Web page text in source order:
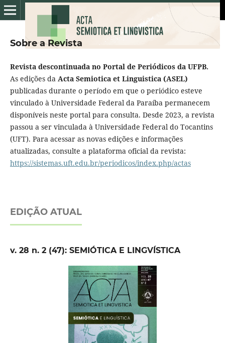
Sobre a Revista
Revista descontinuada no Portal de Periódicos da UFPB.
As edições da Acta Semiotica et Linguistica (ASEL)
publicadas durante o período em que o periódico esteve
vinculado à Universidade Federal da Paraíba permanecem
disponíveis neste portal para consulta. Desde 2023, a revista
passou a ser vinculada à Universidade Federal do Tocantins
(UFT). Para acessar as novas edições e informações
atualizadas, consulte a plataforma oficial da revista:
https://sistemas.uft.edu.br/periodicos/index.php/actas
EDIÇÃO ATUAL
v. 28 n. 2 (47): SEMIÓTICA E LINGVÍSTICA